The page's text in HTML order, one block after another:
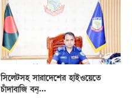
সিলেটসহ সারাদেশের হাইওয়েতে
চাঁদাবাজি বন্...